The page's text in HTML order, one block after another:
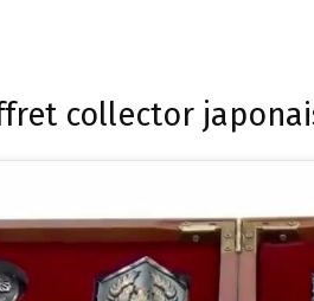
collector